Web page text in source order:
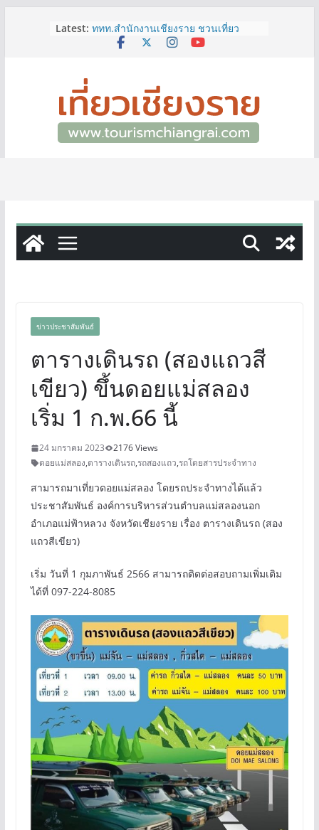
Latest: ททท.สำนักงานเชียงราย ชวนเที่ยว
เชียงรายหน้าฝน ให้ชุ่มฉ่ำหัวใจไปกับ
เลขสวย หมวด ขจ เปิดประมูลออนไลน์
แล้ววันนี้ เลขเด่น เลขมงคล ความหมาย
ดีมีให้เลือกหลากหลายทั้ง 301 หมายเลข
3 พิกัด ที่เที่ยวชมงานเทศกาลโล้ชิงช้า
ยกระดับตลาดสด 100 ปี สู่พิพิธภัณฑ์
ศิลปะมีชีวิต หนุนเศรษฐกิจสร้างสรรค์
ข่าวประชาสัมพันธ์
ตารางเดินรถ (สองแถวสี
เขียว) ขึ้นดอยแม่สลอง
เริ่ม 1 ก.พ.66 นี้
24 มกราคม 2023
2176 Views
ดอยแม่สลอง,ตารางเดินรถ,รถสองแถว,รถโดยสารประจำทาง
สามารถมาเที่ยวดอยแม่สลอง โดยรถประจำทางได้แล้ว
ประชาสัมพันธ์ องค์การบริหารส่วนตำบลแม่สลองนอก
อำเภอแม่ฟ้าหลวง จังหวัดเชียงราย เรื่อง ตารางเดินรถ (สอง
แถวสีเขียว)
เริ่ม วันที่ 1 กุมภาพันธ์ 2566 สามารถติดต่อสอบถามเพิ่มเติม
ได้ที่ 097-224-8085